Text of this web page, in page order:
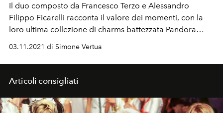
Il duo composto da Francesco Terzo e Alessandro
Filippo Ficarelli racconta il valore dei momenti, con la
loro ultima collezione di charms battezzata Pandora
03.11.2021 di Simone Vertua
Articoli consigliati